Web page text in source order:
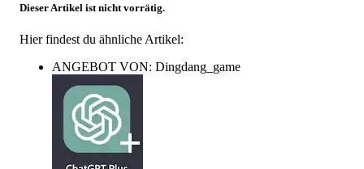
Dieser Artikel ist nicht vorrätig.
Hier findest du ähnliche Artikel:
ANGEBOT VON: Dingdang_game